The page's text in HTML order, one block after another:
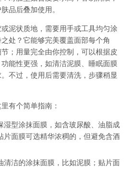
品后叠加使用。
泥状质地，需要用手或工具均匀涂
处？它能够完美覆盖面部每个角
；用量完全由你控制，可以根据皮
能性更强，如清洁泥膜、睡眠面膜
不过，使用后需要清洗，步骤稍显
有个简单指南：
湿型涂抹面膜，如含玻尿酸、油脂成
片面膜可选精华浓稠的，但避免含酒
清洁的涂抹面膜，比如泥膜；贴片面